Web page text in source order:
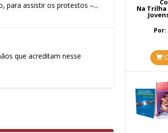
para assistir os protestos –...
que acreditam nesse
Na
Por: